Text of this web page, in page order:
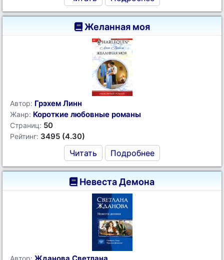
Желанная моя
Автор: Грэхем Линн
Жанр: Короткие любовные романы
Страниц: 50
Рейтинг: 3495 (4.30)
Читать Подробнее
Невеста Демона
Автор: